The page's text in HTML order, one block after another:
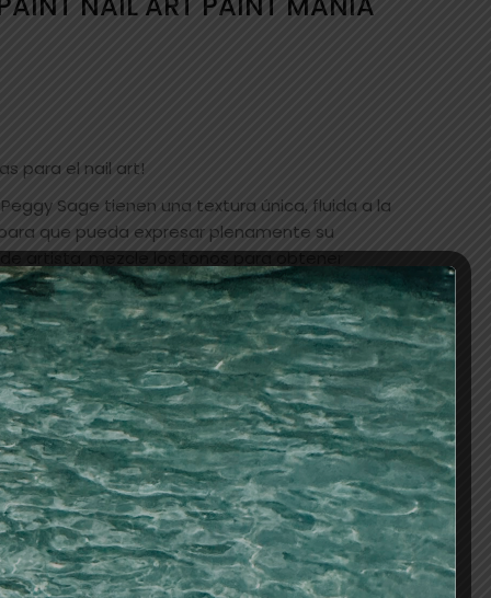
para el nail art!
Sage tienen una textura única, fluida a la
que pueda expresar plenamente su
artista, mezcle los tonos para obtener
los motivos de su elección. 12 ml
AL CARRITO